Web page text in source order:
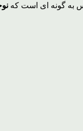
به گونه ای است که